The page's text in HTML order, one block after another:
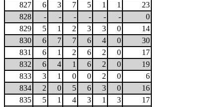
827
6 3 7 5 1 1
23
828
- - - - - -
0
829
5 1 2 3 3 0
14
830
6 7 7 6 4 0
30
831
6 1 2 6 2 0
17
832
6 4 1 6 2 0
19
833
3 1 0 0 2 0
6
834
2 0 5 6 3 0
16
835
5 1 4 3 1 3
17